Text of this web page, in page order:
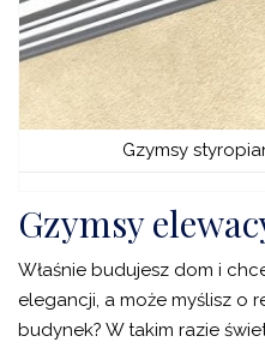
Gzymsy
Gzymsy
Właśnie budujesz dom i
elegancji, a może myślisz o
budynek? W takim razie